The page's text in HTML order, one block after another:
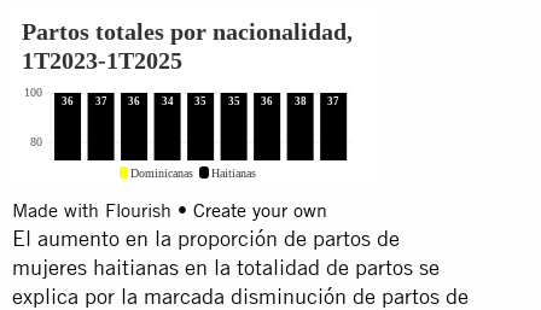
Made with Flourish • Create your own
El aumento en la proporción de partos de
mujeres haitianas en la totalidad de partos se
explica por la marcada disminución de partos de